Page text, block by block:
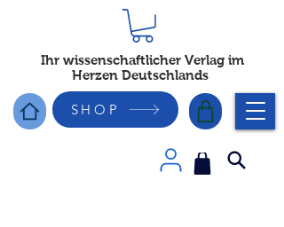
Ihr wissenschaftlicher Verlag im
Herzen Deutschlands
SHOP